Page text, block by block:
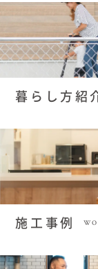
暮らし方紹
施工事例